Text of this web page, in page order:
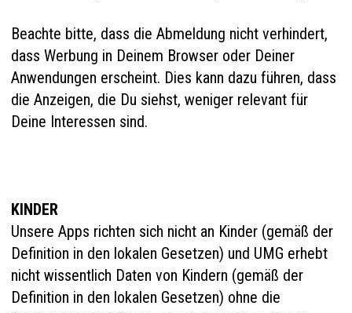
Beachte bitte, dass die Abmeldung nicht verhindert,
dass Werbung in Deinem Browser oder Deiner
Anwendungen erscheint. Dies kann dazu führen, dass
die Anzeigen, die Du siehst, weniger relevant für
Deine Interessen sind.
KINDER
Unsere Apps richten sich nicht an Kinder (gemäß der
Definition in den lokalen Gesetzen) und UMG erhebt
nicht wissentlich Daten von Kindern (gemäß der
Definition in den lokalen Gesetzen) ohne die